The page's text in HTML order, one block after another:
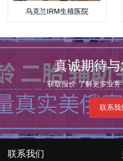
乌克兰IRM生殖医院
真诚期待
获取报价·了解更多业
联系我
联系我们